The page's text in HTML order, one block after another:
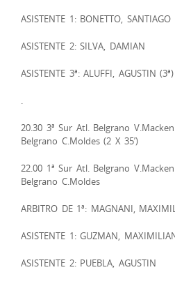
ASISTENTE 1: BONETTO, SANTIAGO
ASISTENTE 2: SILVA, DAMIAN
ASISTENTE 3ª: ALUFFI, AGUSTIN (3ª)
.
20.30 3ª Sur Atl. Belgrano
Belgrano C.Moldes (2 X 35’)
22.00 1ª Sur Atl. Belgrano
Belgrano C.Moldes
ARBITRO DE 1ª: MAGNANI,
ASISTENTE 1: GUZMAN,
ASISTENTE 2: PUEBLA, AGUSTIN